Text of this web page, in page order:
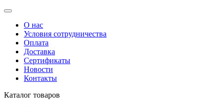
О нас
Условия сотрудничества
Оплата
Доставка
Сертификаты
Новости
Контакты
Каталог товаров